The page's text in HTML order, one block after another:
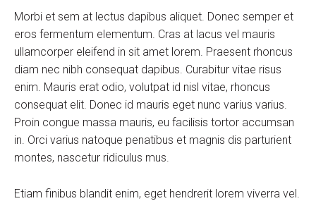
Morbi et sem at lectus dapibus aliquet. Donec semper et
eros fermentum elementum. Cras at lacus vel mauris
ullamcorper eleifend in sit amet lorem. Praesent rhoncus
diam nec nibh consequat dapibus. Curabitur vitae risus
enim. Mauris erat odio, volutpat id nisl vitae, rhoncus
consequat elit. Donec id mauris eget nunc varius varius.
Proin congue massa mauris, eu facilisis tortor accumsan
in. Orci varius natoque penatibus et magnis dis parturient
montes, nascetur ridiculus mus.
Etiam finibus blandit enim, eget hendrerit lorem viverra vel.